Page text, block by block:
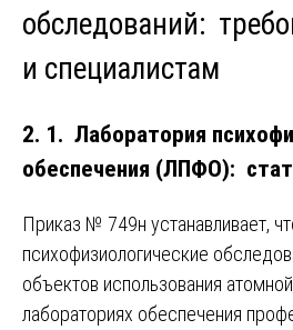
обследований:
и специалистам
2. 1. Лаборатория
обеспечения (ЛПФО):
Приказ № 749н устанавливает,
психофизиологические
объектов использования
лабораториях обеспечения